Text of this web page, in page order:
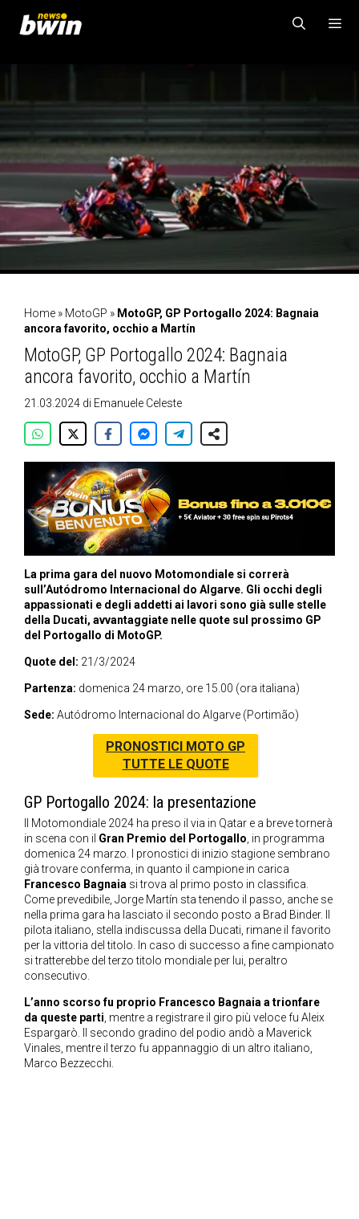
contenuto
Home » MotoGP » MotoGP, GP Portogallo 2024: Bagnaia
ancora favorito, occhio a Martín
MotoGP, GP Portogallo 2024: Bagnaia
ancora favorito, occhio a Martín
21.03.2024 di Emanuele Celeste
La prima gara del nuovo Motomondiale si correrà
sull’Autódromo Internacional do Algarve. Gli occhi degli
appassionati e degli addetti ai lavori sono già sulle stelle
della Ducati, avvantaggiate nelle quote sul prossimo GP
del Portogallo di MotoGP.
Quote del: 21/3/2024
Partenza: domenica 24 marzo, ore 15.00 (ora italiana)
Sede: Autódromo Internacional do Algarve (Portimão)
PRONOSTICI MOTO GP
TUTTE LE QUOTE
GP Portogallo 2024: la presentazione
Il Motomondiale 2024 ha preso il via in Qatar e a breve tornerà
in scena con il Gran Premio del Portogallo, in programma
domenica 24 marzo. I pronostici di inizio stagione sembrano
già trovare conferma, in quanto il campione in carica
Francesco Bagnaia si trova al primo posto in classifica.
Come prevedibile, Jorge Martín sta tenendo il passo, anche se
nella prima gara ha lasciato il secondo posto a Brad Binder. Il
pilota italiano, stella indiscussa della Ducati, rimane il favorito
per la vittoria del titolo. In caso di successo a fine campionato
si tratterebbe del terzo titolo mondiale per lui, peraltro
consecutivo.
L’anno scorso fu proprio Francesco Bagnaia a trionfare
da queste parti, mentre a registrare il giro più veloce fu Aleix
Espargarò. Il secondo gradino del podio andò a Maverick
Vinales, mentre il terzo fu appannaggio di un altro italiano,
Marco Bezzecchi.